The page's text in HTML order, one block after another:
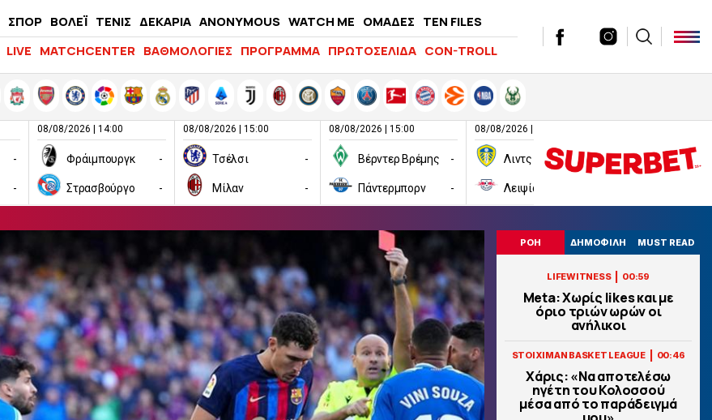
ΣΠΟΡ ΒΟΛΕΪ ΤΕΝΙΣ ΔΕΚΑΡΙΑ ANONYMOUS WATCH ME ΟΜΑΔΕΣ TEN FILES
LIFEWITNESS
LIVE MATCHCENTER ΒΑΘΜΟΛΟΓΙΕΣ ΠΡΟΓΡΑΜΜΑ ΠΡΩΤΟΣΕΛΙΔΑ CON-TROLL
-
-
08/08/2026 | 14:00
Φράιμπουργκ -
Στρασβούργο -
08/08/2026 | 15:00
Τσέλσι -
Μίλαν -
08/08/2026 | 15:00
Βέρντερ Βρέμης -
Πάντερμπορν -
08/08/2026 | 16:00
Λιντς -
Λειψία
ΡΟΗ ΔΗΜΟΦΙΛΗ MUST READ
LIFEWITNESS 00:59
Meta: Χωρίς likes και με
όριο τριών ωρών οι
ανήλικοι
STOIXIMAN BASKET LEAGUE 00:46
Χάρις: «Να αποτελέσω
ηγέτη του Κολοσσού
μέσα από το παράδειγμά